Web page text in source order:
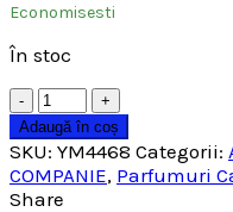
Economisesti
În stoc
Cantitate
Adaugă în coș
SKU: YM4468 Categorii:
COMPANIE, Parfumuri
Share